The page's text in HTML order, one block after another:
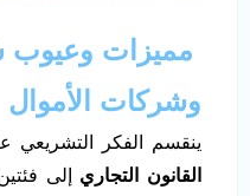
مميزات
وشركات الأموال
ينقسم الفكر التشريعي
القانون التجاري إلى